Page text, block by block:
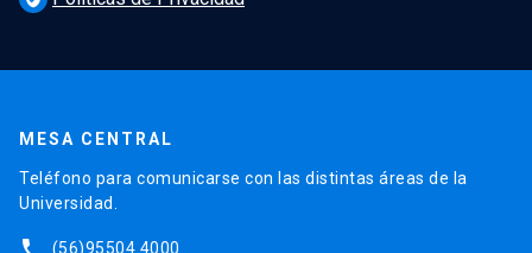
MESA CENTRAL
Teléfono para comunicarse con las distintas áreas de la
Universidad.
(56)95504 4000